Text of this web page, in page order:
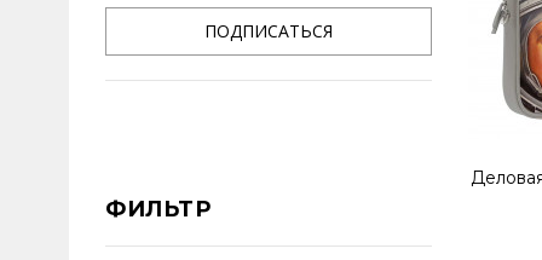
ПОДПИСАТЬСЯ
ФИЛЬТР